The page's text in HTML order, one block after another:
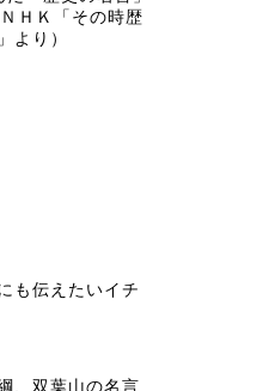
ＨＫ「その時歴
より）
も伝えたいイチ
、双葉山の名言